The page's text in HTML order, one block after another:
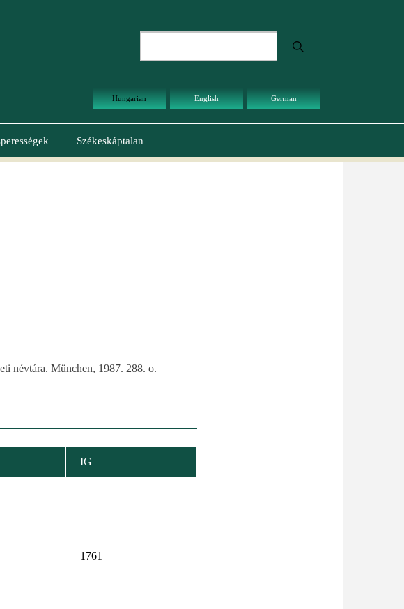
Hungarian English German
Székeskáptalan
névtára. München, 1987. 288. o.
IG
1761